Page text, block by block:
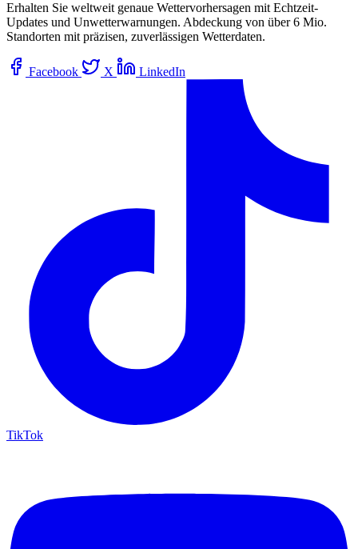
Erhalten Sie weltweit genaue Wettervorhersagen mit Echtzeit-
Updates und Unwetterwarnungen. Abdeckung von über 6 Mio.
Standorten mit präzisen, zuverlässigen Wetterdaten.
Facebook X LinkedIn
TikTok